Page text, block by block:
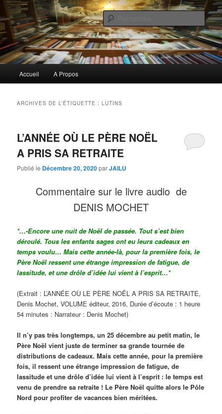
Aller
au
contenu
principal
Aller
au
contenu
secondaireBiblioclo
Commentaires littéraires en tout genre
principal
Accueil A Propos
ARCHIVES DE L’ÉTIQUETTE :LUTINS
L’ANNÉE OÙ LE PÈRE NOËL
A PRIS SA RETRAITE
Publié le Décembre 20, 2020parJAILU
Commentaire sur le livre audio de
DENIS MOCHET
*…-Encore une nuit de Noël de passée. Tout s’estbien
déroulé. Tous les enfants sages ont eu leurscadeaux en
temps voulu…Mais cette année-là, pour la première fois, le
PèreNoël ressent une étrange impression de fatigue, de
lassitude, et une drôle d’idée lui vient à l’esprit…*
(Extrait : L’ANNÉE OÙ LE PÈRE NOËL A PRIS SA RETRAITE,
Denis Mochet, VOLUME éditeur, 2016, Durée d’écoute : 1 heure
54 minutes : Narrateur : Denis Mochet)
Il n’y pas très longtemps, un 25 décembre au petit matin, le
Père Noël vient juste de terminer sa grande tournée de
distributions de cadeaux. Mais cette année, pour la première
fois, il ressent une étrange impression de fatigue, de
lassitude et une drôle d’idée lui vient à l’esprit : le temps est
venu de prendre sa retraite ! Le Père Noël quitte alors le Pôle
Nord pour profiter de vacances bien méritées.